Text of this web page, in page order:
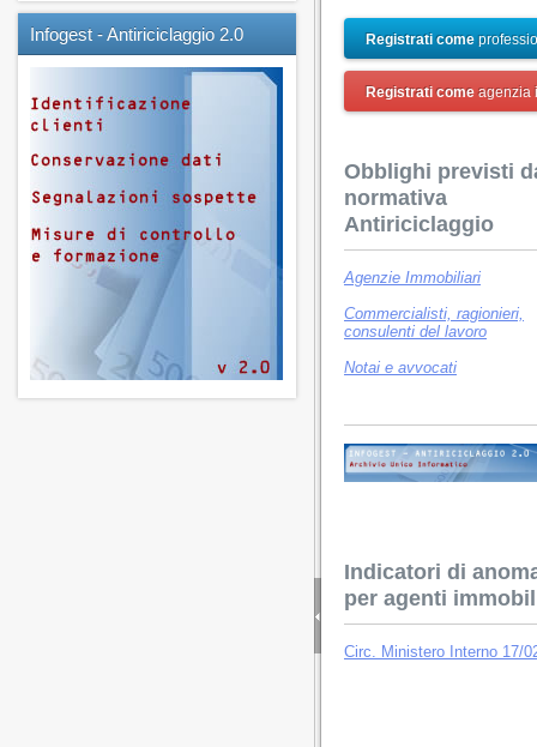
Registrati come
Registrati comeagenzia
Obblighi previsti
normativa
Antiriciclaggio
Agenzie Immobiliari
Commercialisti, ragionieri,
consulenti del lavoro
Notai e avvocati
Indicatori di
per agenti
Circ. Ministero Interno 17/
Infogest - Antiriciclaggio 2.0